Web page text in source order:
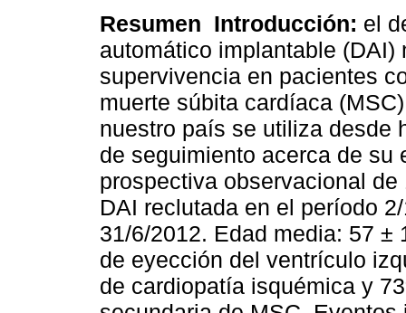
Resumen Introducción: el
automático implantable (DAI)
supervivencia en pacientes
muerte súbita cardíaca
nuestro país se utiliza desde
de seguimiento acerca de su
prospectiva observacional
DAI reclutada en el período
31/6/2012. Edad media: 57 ±
de eyección del ventrículo
de cardiopatía isquémica y